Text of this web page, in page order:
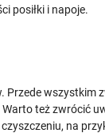
posiłki i napoje.
też zwrócić
na